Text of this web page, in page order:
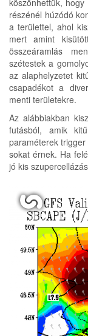
köszönhettük,
részénél húzódó
a területtel, ahol
mert amint
összeáramlás
szétestek a
az alaphelyzetet
csapadékot a
menti területekre.
Az alábbiakban
futásból, amik
paraméterek
sokat érnek. Ha
jó kis